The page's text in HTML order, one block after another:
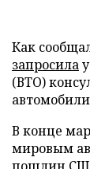
Как
запросила
(ВТО)
В конце
мировым